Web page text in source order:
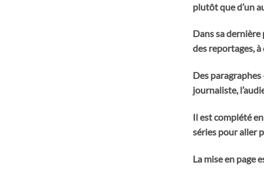
plutôt que d’un
Dans sa dernière
des reportages,
Des paragraphes
journaliste,
Il est complété
séries pour aller
La mise en page